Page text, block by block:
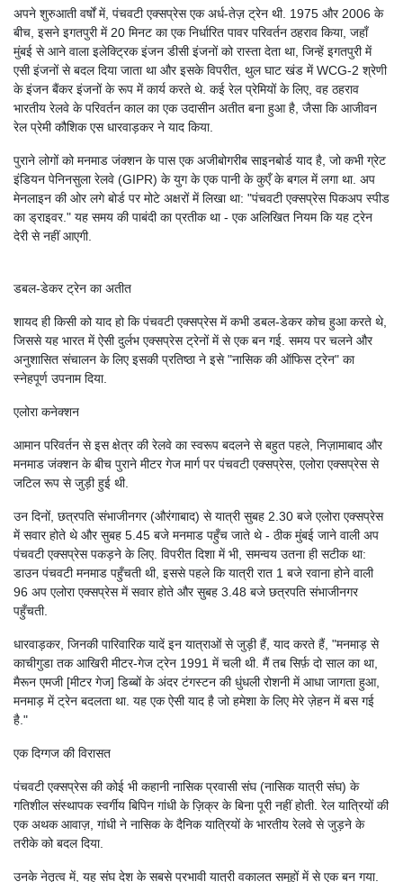
अपने शुरुआती वर्षों में, पंचवटी एक्सप्रेस एक अर्ध-तेज़ ट्रेन थी. 1975 और 2006 के
बीच, इसने इगतपुरी में 20 मिनट का एक निर्धारित पावर परिवर्तन ठहराव किया, जहाँ
मुंबई से आने वाला इलेक्ट्रिक इंजन डीसी इंजनों को रास्ता देता था, जिन्हें इगतपुरी में
एसी इंजनों से बदल दिया जाता था और इसके विपरीत, थुल घाट खंड में WCG-2 श्रेणी
के इंजन बैंकर इंजनों के रूप में कार्य करते थे. कई रेल प्रेमियों के लिए, वह ठहराव
भारतीय रेलवे के परिवर्तन काल का एक उदासीन अतीत बना हुआ है, जैसा कि आजीवन
रेल प्रेमी कौशिक एस धारवाड़कर ने याद किया.
पुराने लोगों को मनमाड जंक्शन के पास एक अजीबोगरीब साइनबोर्ड याद है, जो कभी ग्रेट
इंडियन पेनिनसुला रेलवे (GIPR) के युग के एक पानी के कुएँ के बगल में लगा था. अप
मेनलाइन की ओर लगे बोर्ड पर मोटे अक्षरों में लिखा था: "पंचवटी एक्सप्रेस पिकअप स्पीड
का ड्राइवर." यह समय की पाबंदी का प्रतीक था - एक अलिखित नियम कि यह ट्रेन
देरी से नहीं आएगी.
डबल-डेकर ट्रेन का अतीत
शायद ही किसी को याद हो कि पंचवटी एक्सप्रेस में कभी डबल-डेकर कोच हुआ करते थे,
जिससे यह भारत में ऐसी दुर्लभ एक्सप्रेस ट्रेनों में से एक बन गई. समय पर चलने और
अनुशासित संचालन के लिए इसकी प्रतिष्ठा ने इसे "नासिक की ऑफिस ट्रेन" का
स्नेहपूर्ण उपनाम दिया.
एलोरा कनेक्शन
आमान परिवर्तन से इस क्षेत्र की रेलवे का स्वरूप बदलने से बहुत पहले, निज़ामाबाद और
मनमाड जंक्शन के बीच पुराने मीटर गेज मार्ग पर पंचवटी एक्सप्रेस, एलोरा एक्सप्रेस से
जटिल रूप से जुड़ी हुई थी.
उन दिनों, छत्रपति संभाजीनगर (औरंगाबाद) से यात्री सुबह 2.30 बजे एलोरा एक्सप्रेस
में सवार होते थे और सुबह 5.45 बजे मनमाड पहुँच जाते थे - ठीक मुंबई जाने वाली अप
पंचवटी एक्सप्रेस पकड़ने के लिए. विपरीत दिशा में भी, समन्वय उतना ही सटीक था:
डाउन पंचवटी मनमाड पहुँचती थी, इससे पहले कि यात्री रात 1 बजे रवाना होने वाली
96 अप एलोरा एक्सप्रेस में सवार होते और सुबह 3.48 बजे छत्रपति संभाजीनगर
पहुँचती.
धारवाड़कर, जिनकी पारिवारिक यादें इन यात्राओं से जुड़ी हैं, याद करते हैं, "मनमाड़ से
काचीगुडा तक आखिरी मीटर-गेज ट्रेन 1991 में चली थी. मैं तब सिर्फ़ दो साल का था,
मैरून एमजी [मीटर गेज] डिब्बों के अंदर टंगस्टन की धुंधली रोशनी में आधा जागता हुआ,
मनमाड़ में ट्रेन बदलता था. यह एक ऐसी याद है जो हमेशा के लिए मेरे ज़ेहन में बस गई
है."
एक दिग्गज की विरासत
पंचवटी एक्सप्रेस की कोई भी कहानी नासिक प्रवासी संघ (नासिक यात्री संघ) के
गतिशील संस्थापक स्वर्गीय बिपिन गांधी के ज़िक्र के बिना पूरी नहीं होती. रेल यात्रियों की
एक अथक आवाज़, गांधी ने नासिक के दैनिक यात्रियों के भारतीय रेलवे से जुड़ने के
तरीके को बदल दिया.
उनके नेतृत्व में, यह संघ देश के सबसे प्रभावी यात्री वकालत समूहों में से एक बन गया.